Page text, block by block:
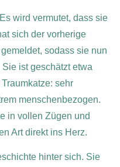
wird vermutet, dass sie
sich der vorherige
sodass sie nun
ist geschätzt etwa
sehr
menschenbezogen.
in vollen Zügen und
Art direkt ins Herz.
hinter sich. Sie